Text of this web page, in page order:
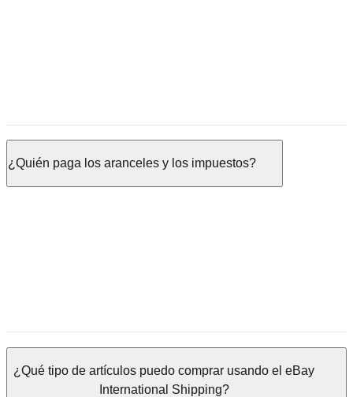
¿Quién paga los aranceles y los impuestos?
¿Qué tipo de artículos puedo comprar usando el eBay
International Shipping?